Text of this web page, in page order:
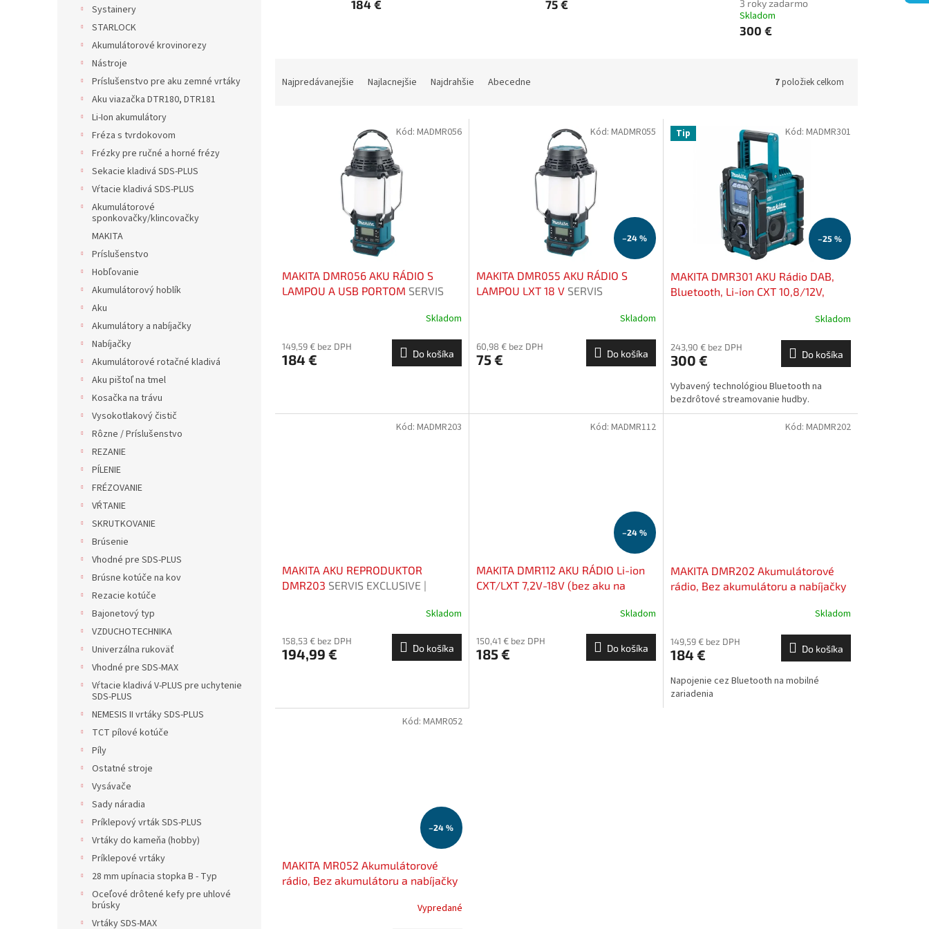
Systainery
STARLOCK
Akumulátorové krovinorezy
Nástroje
Príslušenstvo pre aku zemné vrtáky
Aku viazačka DTR180, DTR181
Li-Ion akumulátory
Fréza s tvrdokovom
Frézky pre ručné a horné frézy
Sekacie kladivá SDS-PLUS
Vŕtacie kladivá SDS-PLUS
Akumulátorové
sponkovačky/klincovačky
MAKITA
Príslušenstvo
Hobľovanie
Akumulátorový hoblík
Aku
Akumulátory a nabíjačky
Nabíjačky
Akumulátorové rotačné kladivá
Aku pištoľ na tmel
Kosačka na trávu
Vysokotlakový čistič
Rôzne / Príslušenstvo
REZANIE
PÍLENIE
FRÉZOVANIE
VŔTANIE
SKRUTKOVANIE
Brúsenie
Vhodné pre SDS-PLUS
Brúsne kotúče na kov
Rezacie kotúče
Bajonetový typ
VZDUCHOTECHNIKA
Univerzálna rukoväť
Vhodné pre SDS-MAX
Vŕtacie kladivá V-PLUS pre uchytenie
SDS-PLUS
NEMESIS II vrtáky SDS-PLUS
TCT pílové kotúče
Píly
Ostatné stroje
Vysávače
Sady náradia
Príklepový vrták SDS-PLUS
Vrtáky do kameňa (hobby)
Príklepové vrtáky
28 mm upínacia stopka B - Typ
Oceľové drôtené kefy pre uhlové
brúsky
Vrtáky SDS-MAX
184 €
75 €
3 roky zadarmo
Skladom
300 €
Najpredávanejšie Najlacnejšie Najdrahšie Abecedne 7položiek celkom
MAKITA DMR056 AKU RÁDIO S
LAMPOU A USB PORTOM SERVIS
Skladom
149,59 € bez DPH
184 € Do košíka
Kód: MADMR056
–24 %
MAKITA DMR055 AKU RÁDIO S
LAMPOU LXT 18 V SERVIS
Skladom
60,98 € bez DPH
75 € Do košíka
Kód: MADMR055 Tip
–25 %
MAKITA DMR301 AKU Rádio DAB,
Bluetooth, Li-ion CXT 10,8/12V,
SERVIS EXCLUSIVE | RozšírenieSkladom
243,90 € bez DPH
300 € Do košíka
Vybavený technológiou Bluetooth na
bezdrôtové streamovanie hudby.
Kód: MADMR301
MAKITA AKU REPRODUKTOR
DMR203 SERVIS EXCLUSIVE |
Skladom
158,53 € bez DPH
194,99 € Do košíka
Kód: MADMR203
–24 %
MAKITA DMR112 AKU RÁDIO Li-ion
CXT/LXT 7,2V-18V (bez aku na
Skladom
150,41 € bez DPH
185 € Do košíka
Kód: MADMR112
MAKITA DMR202 Akumulátorové
rádio, Bez akumulátoru a nabíjačky
Skladom
149,59 € bez DPH
184 € Do košíka
Napojenie cez Bluetooth na mobilné
zariadenia
Kód: MADMR202
–24 %
MAKITA MR052 Akumulátorové
rádio, Bez akumulátoru a nabíjačky
Vypredané
Kód: MAMR052